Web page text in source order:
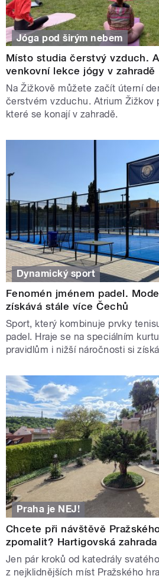
Jóga pod širým nebem
Místo studia čerstvý vzduch.
venkovní lekce jógy v zahradě
Na Žižkově můžete začít úterní
čerstvém vzduchu. Atrium Žižkov
které se konají v zahradě.
Dynamický sport
Fenomén jménem padel.
získává stále více Čechů
Sport, který kombinuje prvky
padel. Hraje se na speciálním
pravidlům i nižší náročnosti si
Praha je NEJ!
Chcete při návštěvě
zpomalit? Hartigovská
Jen pár kroků od katedrály
z nejklidnějších míst Pražského